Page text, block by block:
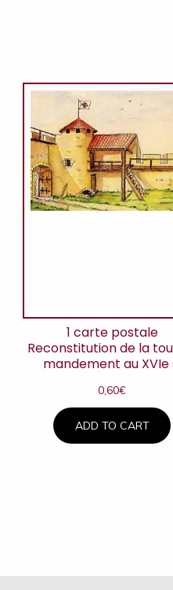
1 carte postale
Reconstitution de la
mandement au XVIe
0,60€
ADD TO CART